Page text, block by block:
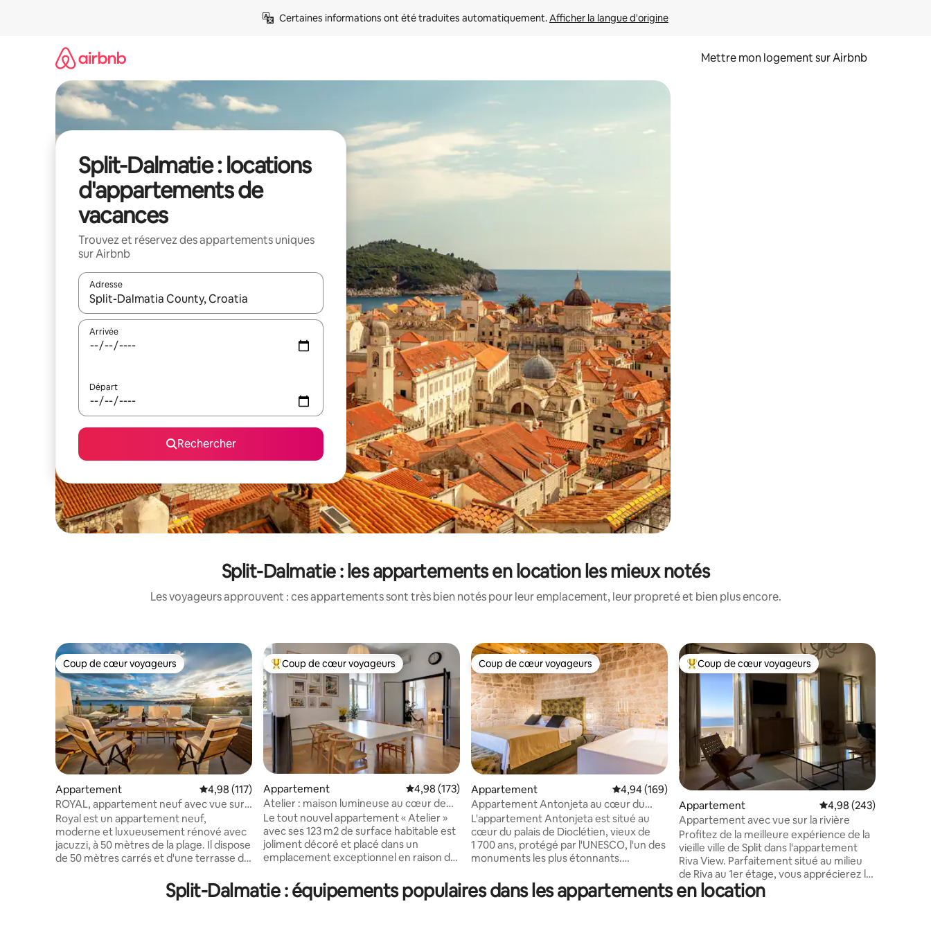
Certaines informations ont été traduites automatiquement. Afficher la langue d'origine
Mettre mon logement sur Airbnb
Split-Dalmatie : locations
d'appartements de
vacances
Trouvez et réservez des appartements uniques
sur Airbnb
Adresse
Lorsque les résultats s'affichent, utilisez les flèches vers le haut et vers le bas pour les parcourir ou en appuyant et en faisant glisser.
Arrivée
Départ
Rechercher
Split-Dalmatie : les appartements en location les mieux notés
Les voyageurs approuvent : ces appartements sont très bien notés pour leur emplacement, leur propreté et bien plus encore.
Coup de cœur voyageurs
Coup de cœur voyageurs
Appartement Évaluation moyenne sur la base de 117 commentaires : 4,98 sur 5
4,98 (117)
ROYAL, appartement neuf avec vue sur
la mer et jacuzzi
Royal est un appartement neuf,
moderne et luxueusement rénové avec
jacuzzi, à 50 mètres de la plage. Il dispose
de 50 mètres carrés et d'une terrasse de
2 chambres, un salon, une cuisine
entièrement équipée avec un coin repas,
Coups de cœur voyageurs les plus appréciés
Coup de cœur voyageurs
Appartement Évaluation moyenne sur la base de 173 commentaires : 4,98 sur 5
4,98 (173)
Atelier : maison lumineuse au cœur de
Split
Le tout nouvel appartement « Atelier »
avec ses 123 m2 de surface habitable est
joliment décoré et placé dans un
emplacement exceptionnel en raison de
dans un quartier calme et juste en face
d'un parc. Le bien se trouve à seulement
Coup de cœur voyageurs
Coup de cœur voyageurs
Appartement Évaluation moyenne sur la base de 169 commentaires : 4,94 sur 5
4,94 (169)
Appartement Antonjeta au cœur du
Palais
L'appartement Antonjeta est situé au
cœur du palais de Dioclétien, vieux de
1 700 ans, protégé par l'UNESCO, l'un des
monuments les plus étonnants.
vénitien à votre porte. Le musée de la
ville de Split est situé juste à côté, tandis
Coups de cœur voyageurs les plus appréciés
Coup de cœur voyageurs
Appartement Évaluation moyenne
4,98 (243)
Appartement avec vue sur la rivière
Profitez de la meilleure expérience de la
vieille ville de Split dans l'appartement
Riva View. Parfaitement situé au milieu
de Riva au 1er étage, vous apprécierez la
belle vue sur les îles depuis votre balcon.
L'appartement a été entièrement
Split-Dalmatie : équipements populaires dans les appartements en location